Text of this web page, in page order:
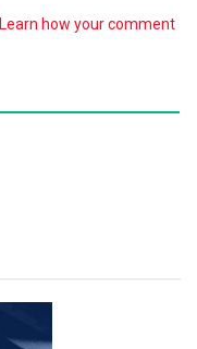
Learn how your comment